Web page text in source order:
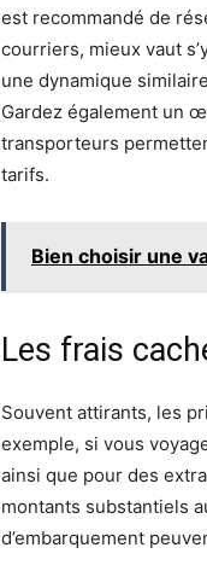
est recommandé de
courriers, mieux vaut
une dynamique
Gardez également un
transporteurs
tarifs.
Bien choisir une
Les frais
Souvent attirants, les
exemple, si vous
ainsi que pour des
montants substantiels
d’embarquement